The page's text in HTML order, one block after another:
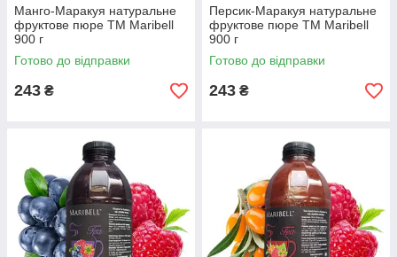
Манго-Маракуя натуральне
фруктове пюре ТМ Maribell
900 г
Готово до відправки
243 ₴
Персик-Маракуя натуральне
фруктове пюре ТМ Maribell
900 г
Готово до відправки
243 ₴